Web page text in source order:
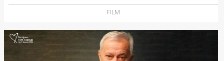
FILM